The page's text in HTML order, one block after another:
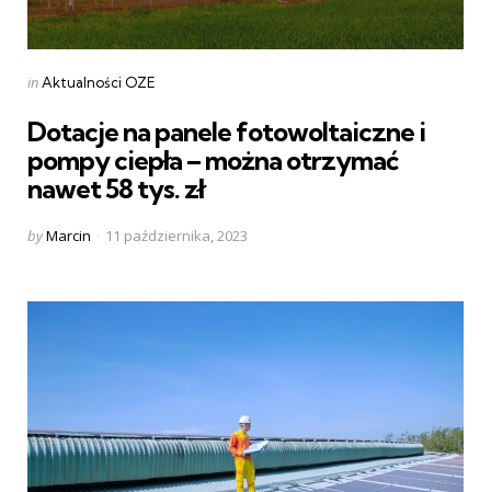
Categories
Posted
inAktualności OZE
Dotacje na panele fotowoltaiczne i
pompy ciepła – można otrzymać
nawet 58 tys. zł
Posted
byMarcin 11 października, 2023